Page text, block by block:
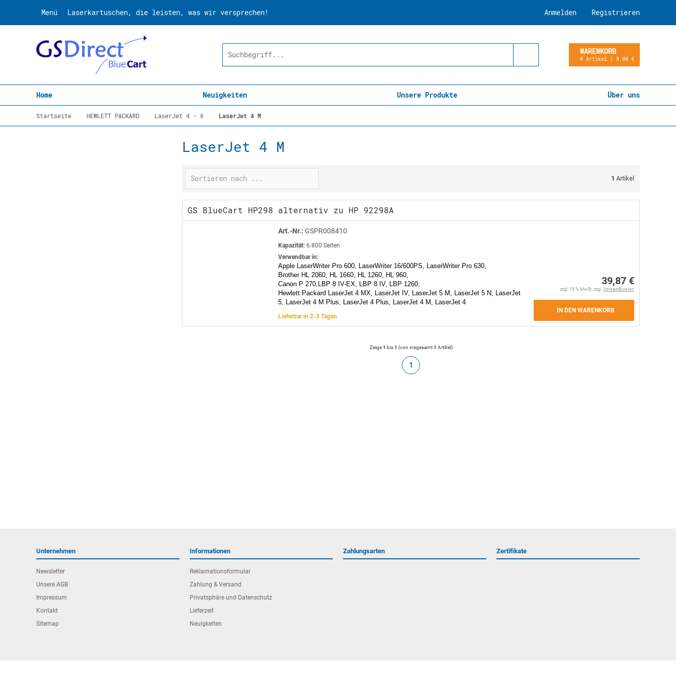
Menü Laserkartuschen, die leisten, was wir versprechen! Registrieren
Anmelden
WARENKORB
0 Artikel | 0,00 €
Home Neuigkeiten Unsere Produkte Über uns
Startseite HEWLETT PACKARD LaserJet 4 - 6 LaserJet 4 M
LaserJet 4 M
1 Artikel
GS BlueCart HP298 alternativ zu HP 92298A
Art.-Nr.: GSPR008410
Kapazität: 6.800 Seiten
Verwendbar in:
Apple LaserWriter Pro 600, LaserWriter 16/600PS, LaserWriter Pro 630,
Brother HL 2060, HL 1660, HL 1260, HL 960,
Canon P 270,LBP 8 IV-EX, LBP 8 IV, LBP 1260,
Hewlett Packard LaserJet 4 MX, LaserJet IV, LaserJet 5 M, LaserJet 5 N, LaserJet
5, LaserJet 4 M Plus, LaserJet 4 Plus, LaserJet 4 M, LaserJet 4
Lieferbar in 2-3 Tagen
39,87 €
zzgl. 19 % MwSt. zzgl. Versandkosten
IN DEN WARENKORB
Zeige1 bis1 (von insgesamt1 Artikel)
1
Unternehmen
Newsletter
Unsere AGB
Impressum
Kontakt
Sitemap
Informationen
Reklamationsformular
Zahlung & Versand
Privatsphäre und Datenschutz
Lieferzeit
Neuigkeiten
Zahlungsarten Zertifikate